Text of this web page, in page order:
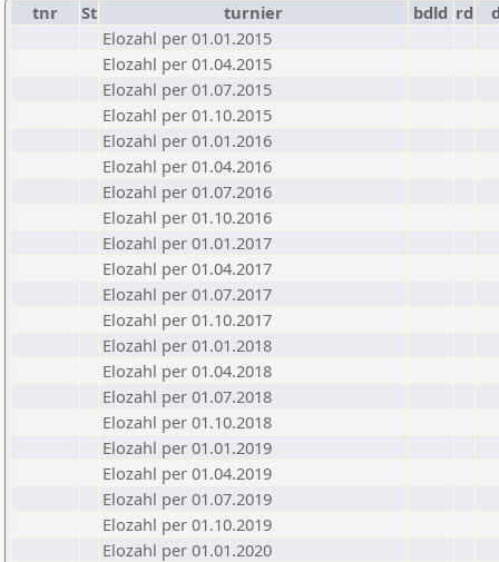
tnr St turnier bdld rd
Elozahl per 01.01.2015
Elozahl per 01.04.2015
Elozahl per 01.07.2015
Elozahl per 01.10.2015
Elozahl per 01.01.2016
Elozahl per 01.04.2016
Elozahl per 01.07.2016
Elozahl per 01.10.2016
Elozahl per 01.01.2017
Elozahl per 01.04.2017
Elozahl per 01.07.2017
Elozahl per 01.10.2017
Elozahl per 01.01.2018
Elozahl per 01.04.2018
Elozahl per 01.07.2018
Elozahl per 01.10.2018
Elozahl per 01.01.2019
Elozahl per 01.04.2019
Elozahl per 01.07.2019
Elozahl per 01.10.2019
Elozahl per 01.01.2020